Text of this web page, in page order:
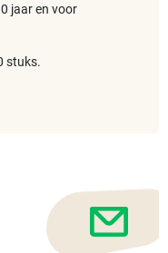
jaar en voor
stuks.